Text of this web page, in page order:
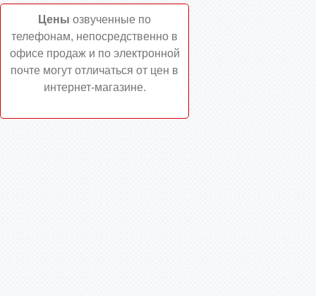
Цены озвученные по
телефонам, непосредственно в
офисе продаж и по электронной
почте могут отличаться от цен в
интернет-магазине.